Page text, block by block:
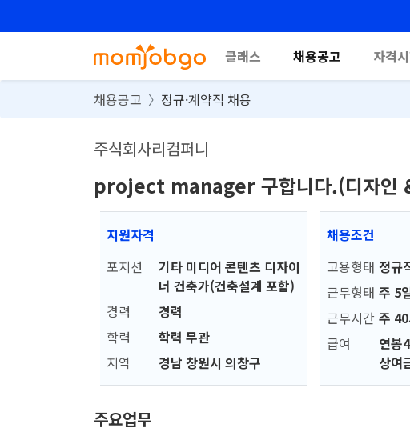
클래스 채용공고 자격
채용공고 정규·계약직 채용
주식회사리컴퍼니
project manager 구합니다.(디자인
지원자격
포지션
기타 미디어 콘텐츠 디자이
너 건축가(건축설계 포함)
경력
경력
학력
학력 무관
지역
경남 창원시 의창구
채용조건
고용형태 정규
근무형태 주 5
근무시간 주
급여
연봉
상여
주요업무